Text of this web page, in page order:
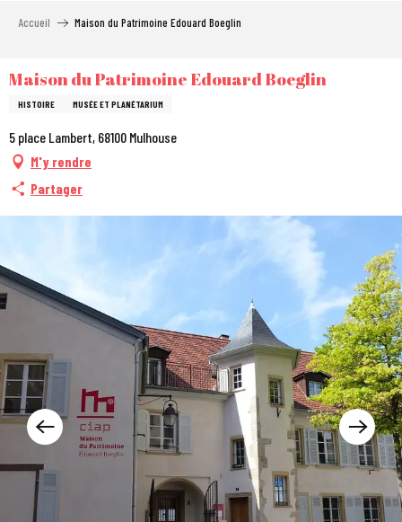
principal
Accueil Maison du Patrimoine Edouard Boeglin
Maison du Patrimoine Edouard Boeglin
HISTOIRE MUSÉE ET PLANÉTARIUM
5 place Lambert, 68100 Mulhouse
M'y rendre
Partager